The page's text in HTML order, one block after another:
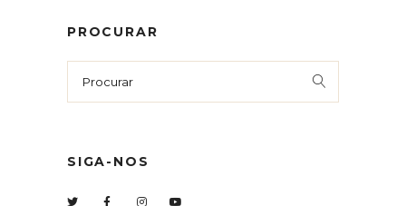
PROCURAR
SIGA-NOS